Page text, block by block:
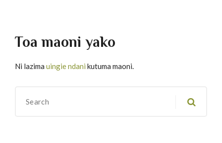
Toa maoni yako
Ni lazima uingie ndani kutuma maoni.